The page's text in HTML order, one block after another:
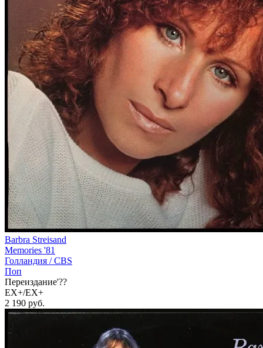
Barbra Streisand
Memories '81
Голландия /CBS
Поп
Переиздание'??
EX+/EX+
2 190 руб.